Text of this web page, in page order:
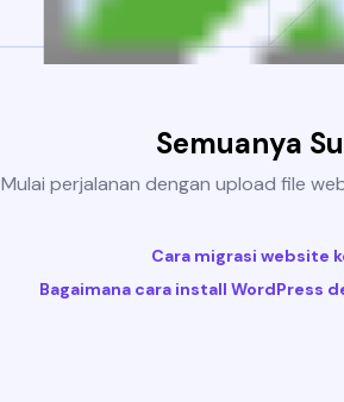
Semuanya
Mulai perjalanan dengan upload file
Cara migrasi website
Bagaimana cara install WordPress